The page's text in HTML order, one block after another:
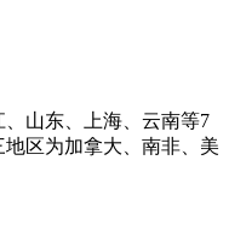
山东、上海、云南等7
区为加拿大、南非、美